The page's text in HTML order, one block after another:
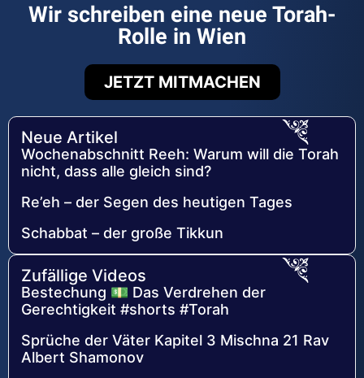
Wir schreiben eine neue Torah-
Rolle in Wien
JETZT MITMACHEN
Neue Artikel
Wochenabschnitt Reeh: Warum will die Torah
nicht, dass alle gleich sind?
Re’eh – der Segen des heutigen Tages
Schabbat – der große Tikkun
Zufällige Videos
Bestechung 💵 Das Verdrehen der
Gerechtigkeit #shorts #Torah
Sprüche der Väter Kapitel 3 Mischna 21 Rav
Albert Shamonov